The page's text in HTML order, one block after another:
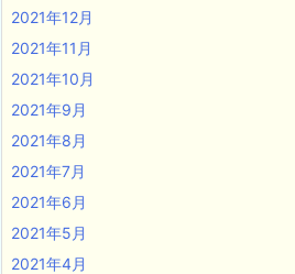
2021年12月
2021年11月
2021年10月
2021年9月
2021年8月
2021年7月
2021年6月
2021年5月
2021年4月